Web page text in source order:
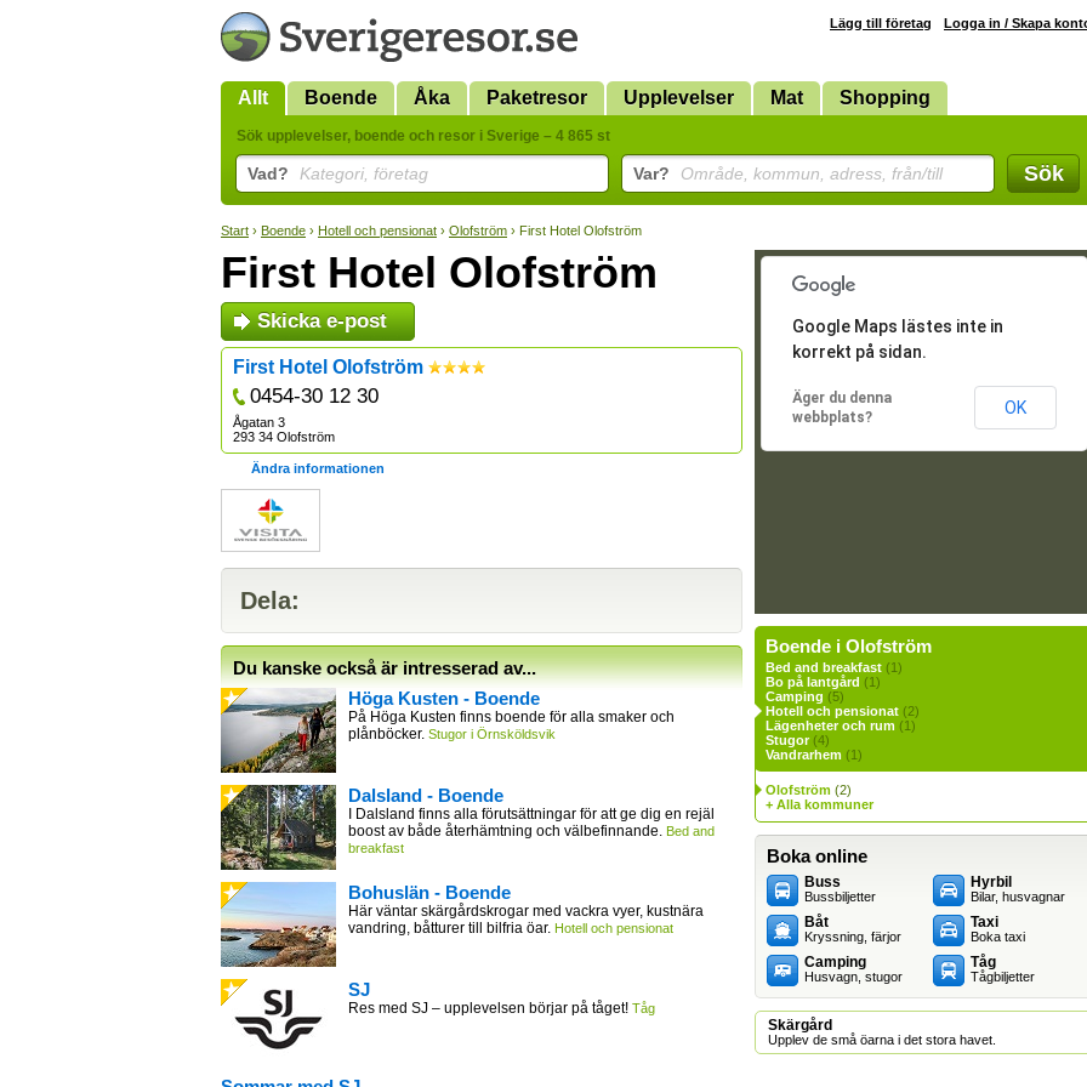
Lägg till företag Logga in / Skapa
Allt Boende Åka Paketresor Upplevelser Mat Shopping
Sök upplevelser, boende och resor i Sverige – 4 865 st
Vad? Kategori, företag Var? Område, kommun, adress, från/till Sök
Start › Boende › Hotell och pensionat › Olofström › First Hotel Olofström
First Hotel Olofström
Skicka e-post
First Hotel Olofström
0454-30 12 30
Ågatan 3
293 34 Olofström
Ändra informationen
Dela:
Du kanske också är intresserad av...
Höga Kusten - Boende
På Höga Kusten finns boende för alla smaker och
plånböcker. Stugor i Örnsköldsvik
Dalsland - Boende
I Dalsland finns alla förutsättningar för att ge dig en rejäl
boost av både återhämtning och välbefinnande. Bed and
breakfast
Bohuslän - Boende
Här väntar skärgårdskrogar med vackra vyer, kustnära
vandring, båtturer till bilfria öar. Hotell och pensionat
SJ
Res med SJ – upplevelsen börjar på tåget! Tåg
Google Maps lästes inte in
korrekt på sidan.
Äger du denna
webbplats?
OK
Boende i Olofström
Bed and breakfast (1)
Bo på lantgård (1)
Camping (5)
Hotell och pensionat (2)
Lägenheter och rum (1)
Stugor(4)
Vandrarhem (1)
Olofström (2)
+ Alla kommuner
Boka online
Buss
Bussbiljetter
Båt
Kryssning, färjor
Camping
Husvagn, stugor
Hyrbil
Bilar, husvagnar
Taxi
Boka taxi
Tåg
Tågbiljetter
Skärgård
Upplev de små öarna i det stora havet.